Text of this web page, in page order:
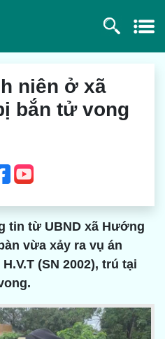
niên ở xã
bắn tử vong
tin từ UBND xã Hướng
vừa xảy ra vụ án
(SN 2002), trú tại